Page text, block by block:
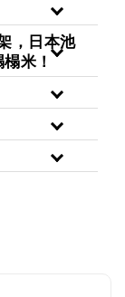
，日本池
米！